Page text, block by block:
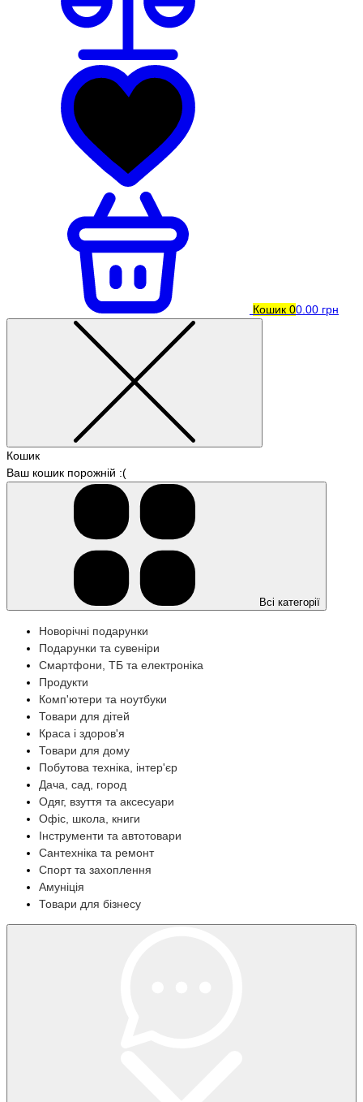
Кошик 00.00 грн
Кошик
Ваш кошик порожній :(
Всі категорії
Новорічні подарунки
Подарунки та сувеніри
Смартфони, ТБ та електроніка
Продукти
Комп'ютери та ноутбуки
Товари для дітей
Краса і здоров'я
Товари для дому
Побутова техніка, інтер'єр
Дача, сад, город
Одяг, взуття та аксесуари
Офіс, школа, книги
Інструменти та автотовари
Сантехніка та ремонт
Спорт та захоплення
Амуніція
Товари для бізнесу